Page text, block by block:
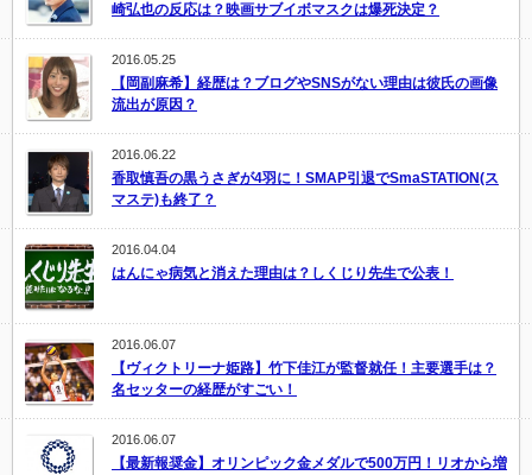
崎弘也の反応は？映画サブイボマスクは爆死決定？
2016.05.25
【岡副麻希】経歴は？ブログやSNSがない理由は彼氏の画像
流出が原因？
2016.06.22
香取慎吾の黒うさぎが4羽に！SMAP引退でSmaSTATION(ス
マステ)も終了？
2016.04.04
はんにゃ病気と消えた理由は？しくじり先生で公表！
2016.06.07
【ヴィクトリーナ姫路】竹下佳江が監督就任！主要選手は？
名セッターの経歴がすごい！
2016.06.07
【最新報奨金】オリンピック金メダルで500万円！リオから増